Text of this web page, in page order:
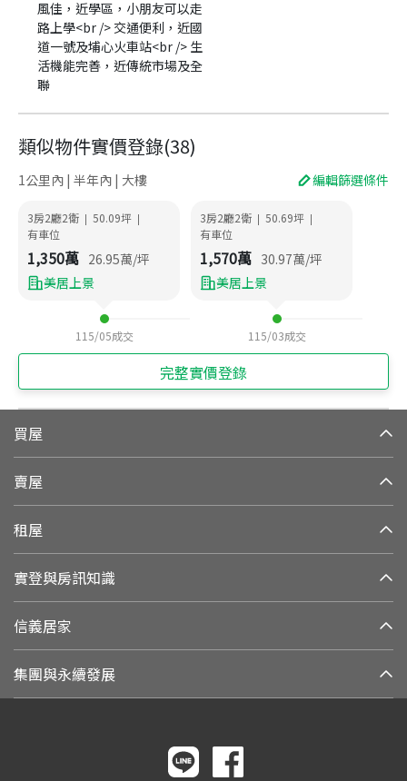
風佳，近學區，小朋友可以走
路上學<br /> 交通便利，近國
道一號及埔心火車站<br /> 生
活機能完善，近傳統市場及全
聯
類似物件實價登錄(38)
1公里內 | 半年內 | 大樓 編輯篩選條件
3房2廳2衛 | 50.09坪 |
有車位
1,350萬 26.95萬/坪
美居上景
115/05成交
3房2廳2衛 | 50.69坪 |
有車位
1,570萬 30.97萬/坪
美居上景
115/03成交
完整實價登錄
買屋
賣屋
租屋
實登與房訊知識
信義居家
集團與永續發展